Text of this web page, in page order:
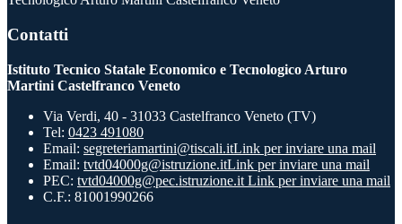
Contatti
Istituto Tecnico Statale Economico e Tecnologico Arturo
Martini Castelfranco Veneto
Via Verdi, 40 - 31033 Castelfranco Veneto (TV)
Tel: 0423 491080
Email: segreteriamartini@tiscali.itLink per inviare una mail
Email: tvtd04000g@istruzione.itLink per inviare una mail
PEC: tvtd04000g@pec.istruzione.it Link per inviare una mail
C.F.: 81001990266